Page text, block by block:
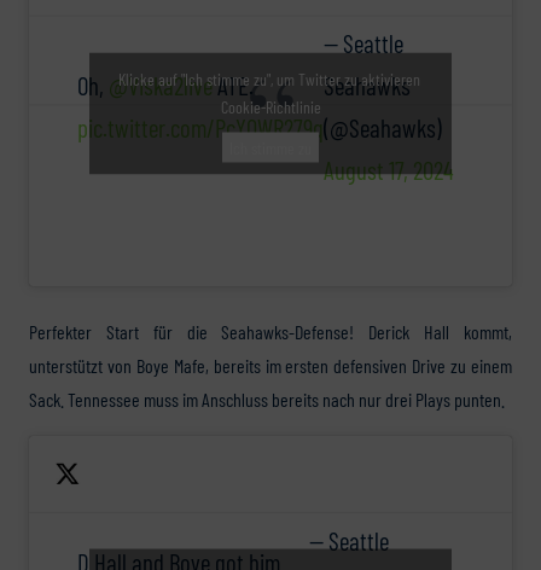
Oh, @Viska2liveATE.
pic.twitter.com/PcY0WR279q
— Seattle
Seahawks
(@Seahawks)
August 17, 2024
Klicke auf "Ich stimme zu", um Twitter zu aktivieren
Cookie-Richtlinie
Perfekter Start für die Seahawks-Defense! Derick Hall kommt,
unterstützt von Boye Mafe, bereits im ersten defensiven Drive zu einem
Sack. Tennessee muss im Anschluss bereits nach nur drei Plays punten.
D Hall and Boye got him
— Seattle